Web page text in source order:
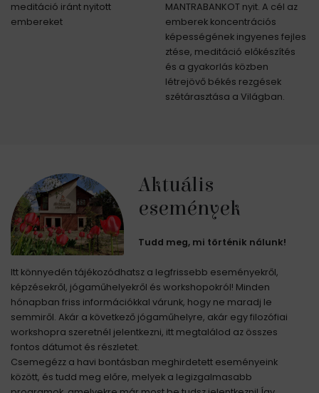
meditáció iránt nyitott
embereket
MANTRABANKOT nyit. A cél az
emberek koncentrációs
képességének ingyenes fejles
ztése, meditáció előkészítés
és a gyakorlás közben
létrejövő békés rezgések
szétárasztása a Világban.
Aktuális
események
Tudd meg, mi történik nálunk!
Itt könnyedén tájékozódhatsz a legfrissebb eseményekről,
képzésekről, jógaműhelyekről és workshopokról! Minden
hónapban friss információkkal várunk, hogy ne maradj le
semmiről. Akár a következő jógaműhelyre, akár egy filozófiai
workshopra szeretnél jelentkezni, itt megtalálod az összes
fontos dátumot és részletet.
Csemegézz a havi bontásban meghirdetett eseményeink
között, és tudd meg előre, melyek a legizgalmasabb